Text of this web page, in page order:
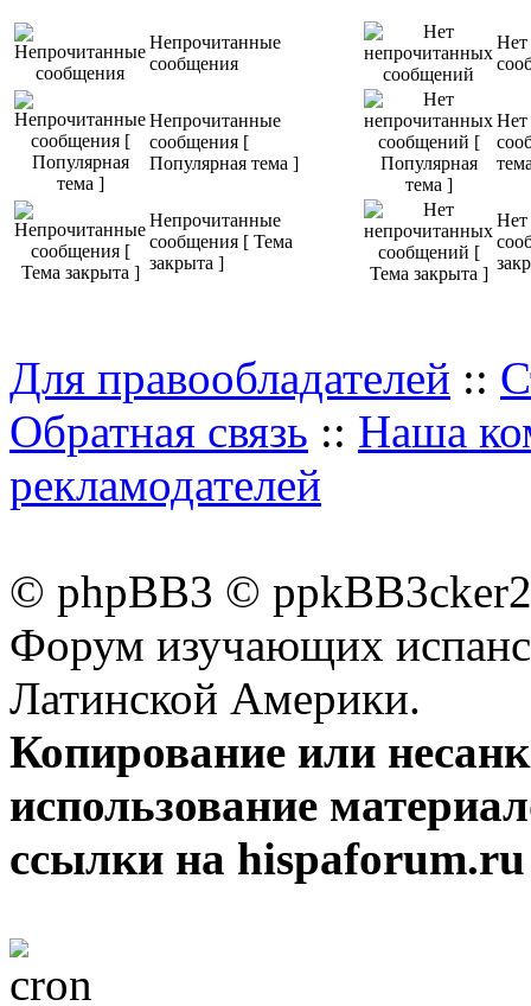
Espósito
testigo del
esa
Подробнее
Непрочитанные
сообщения
Нет
Непрочитанные
сообщения [
Популярная тема ]
Нет
Непрочитанные
сообщения [ Тема
закрыта ]
Нет
Для правообладателей ::
Обратная связь :: Наша
рекламодателей
© phpBB3 ©
Форум изучающих
Латинской Америки.
Копирование или
использование
ссылки на hispaforum.ru